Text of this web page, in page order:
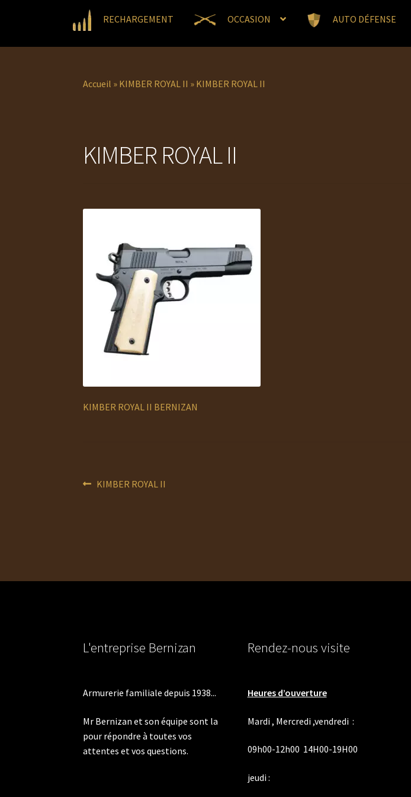
RECHARGEMENT OCCASION AUTO DÉFENSE
Accueil » KIMBER ROYAL II » KIMBER ROYAL II
KIMBER ROYAL II
KIMBER ROYAL II BERNIZAN
Navigation
Article
KIMBER ROYAL II
L'entreprise Bernizan
Armurerie familiale depuis 1938...
Mr Bernizan et son équipe sont la
pour répondre à toutes vos
attentes et vos questions.
Rendez-nous visite
Heures d’ouverture
Mardi , Mercredi ,vendredi :
09h00-12h00 14H00-19H00
jeudi :